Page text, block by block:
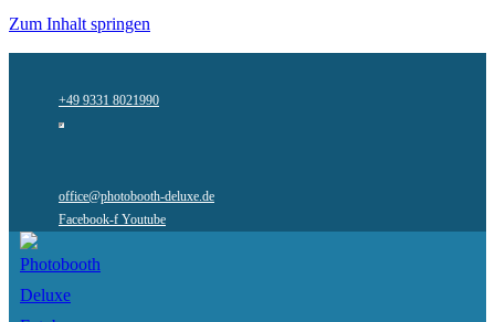
Zum Inhalt springen
+49 9331 8021990
office@photobooth-deluxe.de
Facebook-f Youtube